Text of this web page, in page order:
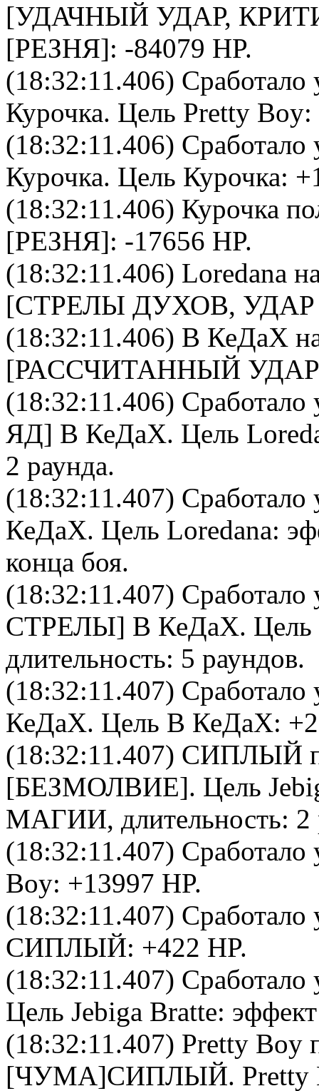
[УДАЧНЫЙ УДАР,
[РЕЗНЯ]: -84079 HP.
(18:32:11.406) Сработало
Курочка. Цель Pretty Boy:
(18:32:11.406) Сработало
Курочка. Цель Курочка:
(18:32:11.406) Курочка
[РЕЗНЯ]: -17656 HP.
(18:32:11.406) Loredana
[СТРЕЛЫ ДУХОВ,
(18:32:11.406) В КеДаХ
[РАCСЧИТАННЫЙ
(18:32:11.406) Сработало
ЯД] В КеДаХ. Цель
2 раунда.
(18:32:11.407) Сработало
КеДаХ. Цель Loredana:
конца боя.
(18:32:11.407) Сработало
СТРЕЛЫ] В КеДаХ. Цель
длительность: 5 раундов.
(18:32:11.407) Сработало
КеДаХ. Цель В КеДаХ:
(18:32:11.407) СИПЛЫЙ
[БЕЗМОЛВИЕ]. Цель
МАГИИ, длительность: 2
(18:32:11.407) Сработало
Boy: +13997 HP.
(18:32:11.407) Сработало
СИПЛЫЙ: +422 HP.
(18:32:11.407) Сработало
Цель Jebiga Bratte:
(18:32:11.407) Pretty Boy
[ЧУМА]СИПЛЫЙ. Pretty